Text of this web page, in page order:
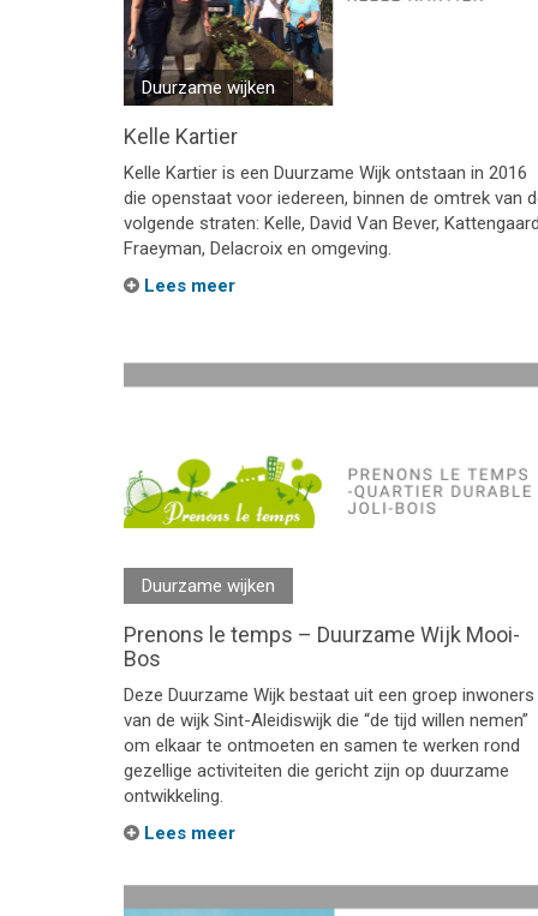
Duurzame wijken
Kelle Kartier
Kelle Kartier is een Duurzame Wijk ontstaan in 2016
die openstaat voor iedereen, binnen de omtrek van
volgende straten: Kelle, David Van Bever,
Fraeyman, Delacroix en omgeving.
Lees meer
Duurzame wijken
Prenons le temps – Duurzame Wijk Mooi-
Bos
Deze Duurzame Wijk bestaat uit een groep inwoners
van de wijk Sint-Aleidiswijk die “de tijd willen nemen”
om elkaar te ontmoeten en samen te werken rond
gezellige activiteiten die gericht zijn op duurzame
ontwikkeling.
Lees meer